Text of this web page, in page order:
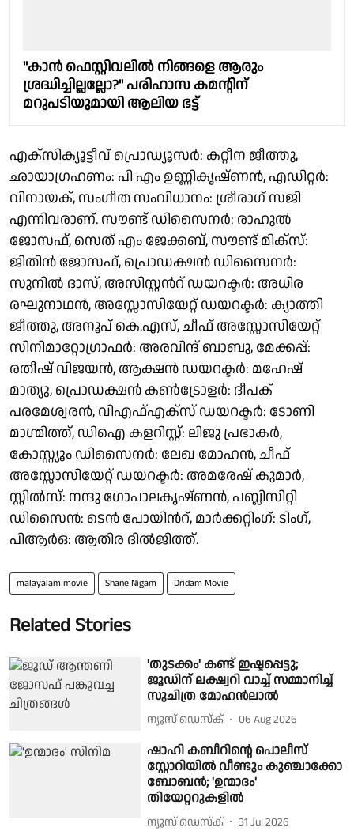
"കാൻ ഫെസ്റ്റിവലിൽ നിങ്ങളെ ആരും
ശ്രദ്ധിച്ചില്ലല്ലോ?" പരിഹാസ കമന്റിന്
മറുപടിയുമായി ആലിയ ഭട്ട്
എക്സിക്യൂട്ടീവ് പ്രൊഡ്യൂസർ: കറ്റീന ജീത്തു,
ഛായാഗ്രഹണം: പി എം ഉണ്ണികൃഷ്ണൻ, എഡിറ്റർ:
വിനായക്, സംഗീത സംവിധാനം: ശ്രീരാഗ് സജി
എന്നിവരാണ്. സൗണ്ട് ഡിസൈനർ: രാഹുൽ
ജോസഫ്, സെത് എം ജേക്കബ്, സൗണ്ട് മിക്സ്:
ജിതിൻ ജോസഫ്, പ്രൊഡക്ഷൻ ഡിസൈനർ:
സുനിൽ ദാസ്, അസിസ്റ്റന്‍റ് ഡയറക്ടർ: അധിര
രഘുനാഥൻ, അസ്സോസിയേറ്റ് ഡയറക്ടർ: ക്യാത്തി
ജീത്തു, അനൂപ് കെ.എസ്, ചീഫ് അസ്സോസിയേറ്റ്
സിനിമാറ്റോഗ്രാഫർ: അരവിന്ദ് ബാബു, മേക്കപ്പ്:
രതീഷ് വിജയൻ, ആക്ഷൻ ഡയറക്ടർ: മഹേഷ്
മാത്യു, പ്രൊഡക്ഷൻ കൺട്രോളർ: ദീപക്
പരമേശ്വരൻ, വിഎഫ്എക്സ് ഡയറക്ടർ: ടോണി
മാഗ്മിത്ത്, ഡിഐ കളറിസ്റ്റ്: ലിജു പ്രഭാകർ,
കോസ്റ്റ്യൂം ഡിസൈനർ: ലേഖ മോഹൻ, ചീഫ്
അസ്സോസിയേറ്റ് ഡയറക്ടർ: അമരേഷ് കുമാർ,
സ്റ്റിൽസ്: നന്ദു ഗോപാലകൃഷ്ണൻ, പബ്ലിസിറ്റി
ഡിസൈൻ: ടെൻ പോയിന്‍റ്, മാർക്കറ്റിംഗ്: ടിംഗ്,
പിആർഒ: ആതിര ദിൽജിത്ത്.
malayalam movie Shane Nigam Dridam Movie
Related Stories
'തുടക്കം' കണ്ട് ഇഷ്ടപ്പെട്ടു;
ജൂഡിന് ലക്ഷ്വറി വാച്ച് സമ്മാനിച്ച്
സുചിത്ര മോഹൻലാൽ
ന്യൂസ് ഡെസ്ക് 06 Aug 2026
ഷാഹി കബീറിന്റെ പൊലീസ്
സ്റ്റോറിയിൽ വീണ്ടും കുഞ്ചാക്കോ
ബോബൻ; 'ഉന്മാദം'
തിയേറ്ററുകളിൽ
ന്യൂസ് ഡെസ്ക് 31 Jul 2026